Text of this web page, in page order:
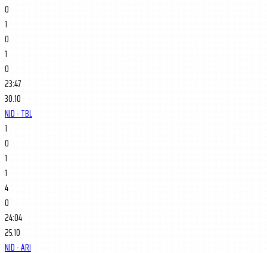
0
1
0
1
0
23:47
30.10
NJD - TBL
1
0
1
1
4
0
24:04
25.10
NJD - ARI